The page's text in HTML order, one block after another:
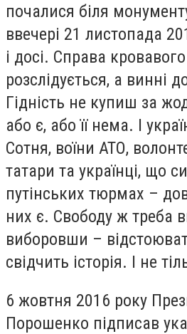
почалися біля
ввечері 21 листопада
і досі. Справа
розслідується, а винні
Гідність не купиш за
або є, або її нема. І
Сотня, воїни АТО,
татари та українці, що
путінських тюрмах –
них є. Свободу ж треба
виборовши –
свідчить історія. І не
6 жовтня 2016 року
Порошенко підписав